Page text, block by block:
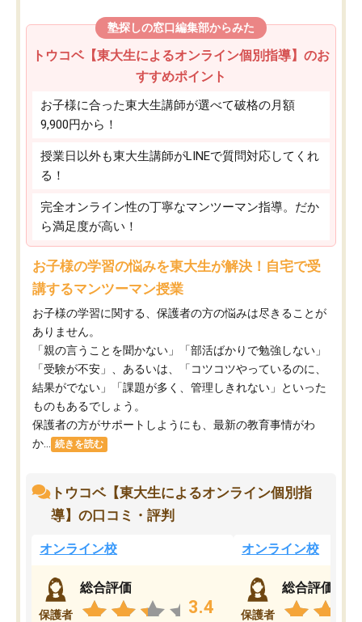
塾探しの窓口編集部からみた
トウコベ【東大生によるオンライン個別指導】のお
すすめポイント
お子様に合った東大生講師が選べて破格の月額
9,900円から！
授業日以外も東大生講師がLINEで質問対応してくれ
る！
完全オンライン性の丁寧なマンツーマン指導。だか
ら満足度が高い！
お子様の学習の悩みを東大生が解決！自宅で受
講するマンツーマン授業
お子様の学習に関する、保護者の方の悩みは尽きることが
ありません。
「親の言うことを聞かない」「部活ばかりで勉強しない」
「受験が不安」、あるいは、「コツコツやっているのに、
結果がでない」「課題が多く、管理しきれない」といった
ものもあるでしょう。
保護者の方がサポートしようにも、最新の教育事情がわ
か...
続きを読む
トウコベ【東大生によるオンライン個別指
導】の口コミ・評判
オンライン校
保護者
総合評価
3.4
オンライン校
保護者
総合評価